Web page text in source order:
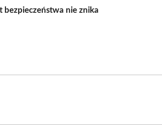
bezpieczeństwa nie znika